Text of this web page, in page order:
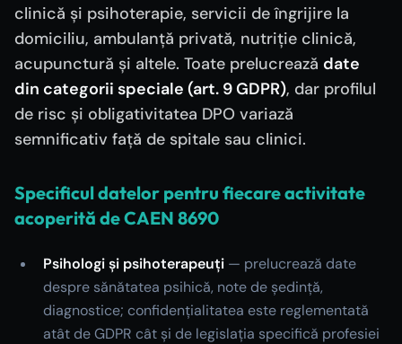
clinică și psihoterapie, servicii de îngrijire la
domiciliu, ambulanță privată, nutriție clinică,
acupunctură și altele. Toate prelucrează date
din categorii speciale (art. 9 GDPR), dar profilul
de risc și obligativitatea DPO variază
semnificativ față de spitale sau clinici.
Specificul datelor pentru fiecare activitate
acoperită de CAEN 8690
Psihologi și psihoterapeuți — prelucrează date
despre sănătatea psihică, note de ședință,
diagnostice; confidențialitatea este reglementată
atât de GDPR cât și de legislația specifică profesiei